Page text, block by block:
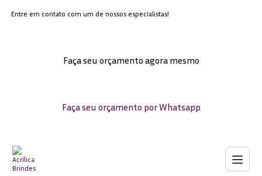
Entre em contato com um de nossos especialistas!
Faça seu orçamento agora mesmo
Faça seu orçamento por Whatsapp